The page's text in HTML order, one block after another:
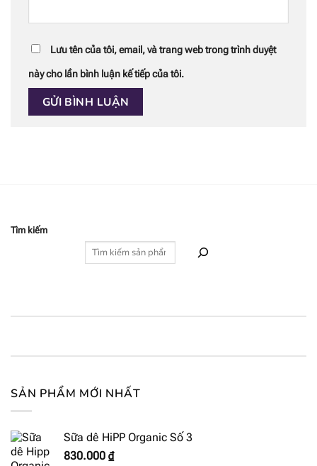
Lưu tên của tôi, email, và trang web trong trình duyệt
này cho lần bình luận kế tiếp của tôi.
Tìm kiếm
SẢN PHẨM MỚI NHẤT
Sữa dê HiPP Organic Số 3
830.000 ₫